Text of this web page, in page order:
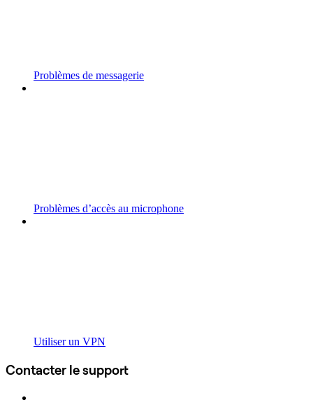
Problèmes de messagerie
Problèmes d’accès au microphone
Utiliser un VPN
Contacter le support